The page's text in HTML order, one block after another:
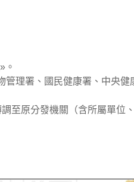
»。
管理署、國民健康署、中央健
至原分發機關（含所屬單位